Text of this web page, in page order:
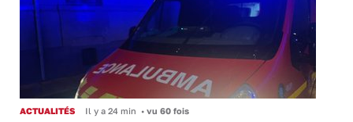
ACTUALITÉS Il y a 24 min • vu 60 fois